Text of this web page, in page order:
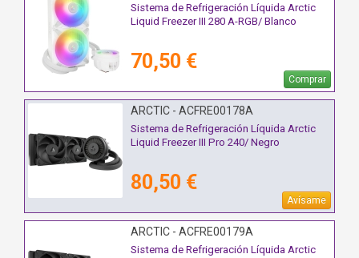
Sistema de Refrigeración Líquida Arctic
Liquid Freezer III 280 A-RGB/ Blanco
70,50 €
Comprar
ARCTIC - ACFRE00178A
Sistema de Refrigeración Líquida Arctic
Liquid Freezer III Pro 240/ Negro
80,50 €
Avísame
ARCTIC - ACFRE00179A
Sistema de Refrigeración Líquida Arctic